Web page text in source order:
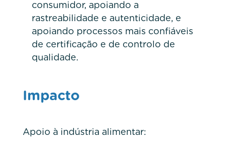
consumidor, apoiando a
rastreabilidade e autenticidade, e
apoiando processos mais confiáveis
de certificação e de controlo de
qualidade.
Impacto
Apoio à indústria alimentar: